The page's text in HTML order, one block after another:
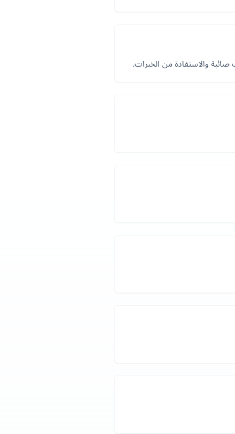
صائبة والاستفادة من الخبرات.